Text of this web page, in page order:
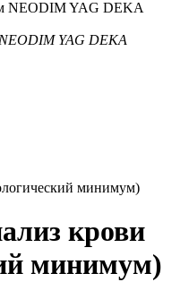
YAG DEKA
минимум)
крови
минимум)